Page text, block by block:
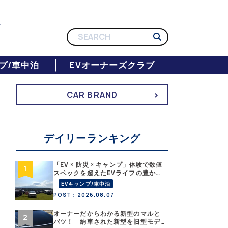
/車中泊 EVオーナーズクラブ
CAR BRAND
デイリーランキング
「EV × 防災 × キャンプ」体験で数値
スペックを超えたEVライフの豊かさ
を実感【 EV SUMMER CAMP 2026
】
EVキャンプ/車中泊
POST：2026.08.07
オーナーだからわかる新型のマルと
バツ！ 納車された新型を旧型モデ